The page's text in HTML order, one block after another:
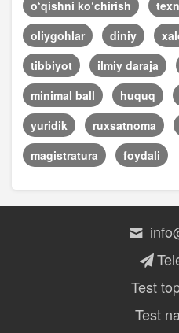
o‘qishni ko‘chirish
oliygohlar
diniy
tibbiyot
ilmiy daraja
minimal ball
huquq
yuridik
ruxsatnoma
magistratura
foydali
Test
Test